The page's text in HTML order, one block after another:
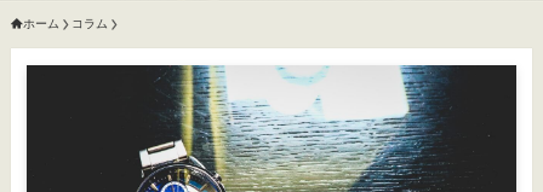
ホーム コラム